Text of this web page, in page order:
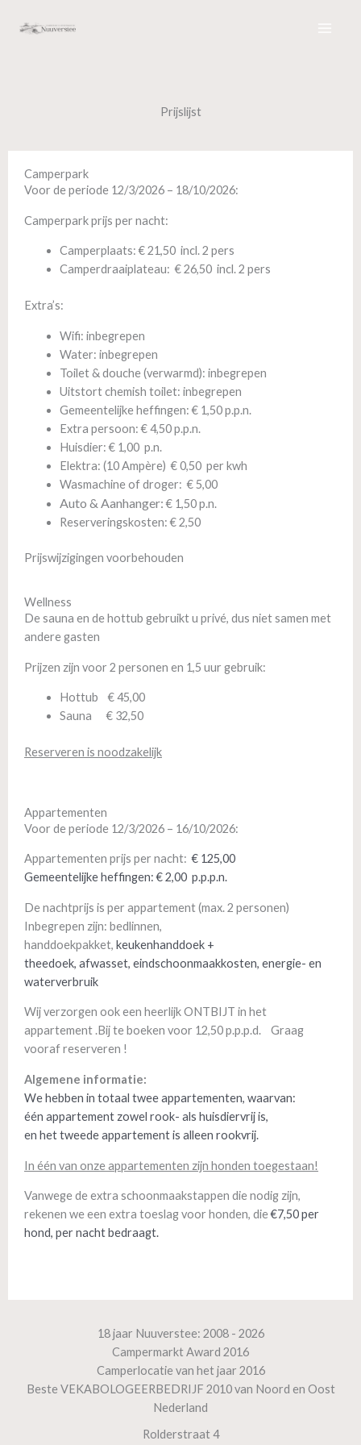
naar
Prijslijst
Camperpark
Voor de periode 12/3/2026 – 18/10/2026:
Camperparkprijs per nacht:
Camperplaats:€ 21,50 incl. 2 pers
Camperdraaiplateau: € 26,50 incl. 2 pers
Extra’s:
Wifi: inbegrepen
Water: inbegrepen
Toilet & douche (verwarmd): inbegrepen
Uitstort chemish toilet: inbegrepen
Gemeentelijke heffingen: € 1,50 p.p.n.
Extra persoon: € 4,50 p.p.n.
Huisdier: € 1,00 p.n.
Elektra: (10 Ampère) € 0,50 per kwh
Wasmachine of droger: € 5,00
Auto & Aanhanger:€ 1,50 p.n.
Reserveringskosten: € 2,50
Prijswijzigingen voorbehouden
Wellness
De sauna en de hottub gebruikt u privé, dus niet samen met
andere gasten
Prijzen zijn voor 2 personen en 1,5 uur gebruik:
Hottub € 45,00
Sauna € 32,50
Reserveren is noodzakelijk
Appartementen
Voor de periode 12/3/2026 – 16/10/2026:
Appartementen prijs per nacht: € 125,00
Gemeentelijke heffingen: € 2,00 p.p.p.n.
De nachtprijs is per appartement (max. 2 personen)
Inbegrepen zijn: bedlinnen,
handdoekpakket, keukenhanddoek +
theedoek, afwasset, eindschoonmaakkosten, energie- en
waterverbruik
Wij verzorgen ook een heerlijk ONTBIJT in het
appartement .Bij te boeken voor 12,50 p.p.p.d. Graag
vooraf reserveren !
Algemene informatie:
We hebben in totaal twee appartementen, waarvan:
één appartement zowel rook- als huisdiervrij is,
en het tweede appartement is alleen rookvrij.
In één van onze appartementen zijn honden toegestaan!
Vanwege de extra schoonmaakstappen die nodig zijn,
rekenen we een extra toeslag voor honden, die€7,50per
hond, per nacht bedraagt.
18 jaar Nuuverstee: 2008 - 2026
Campermarkt Award 2016
Camperlocatie van het jaar 2016
Beste VEKABOLOGEERBEDRIJF 2010 van Noord en Oost
Nederland
Rolderstraat 4